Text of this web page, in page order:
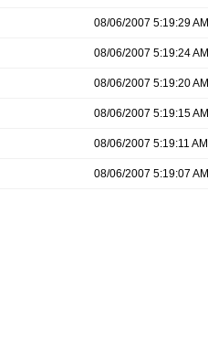
08/06/2007 5:19:29 AM
08/06/2007 5:19:24 AM
08/06/2007 5:19:20 AM
08/06/2007 5:19:15 AM
08/06/2007 5:19:11 AM
08/06/2007 5:19:07 AM